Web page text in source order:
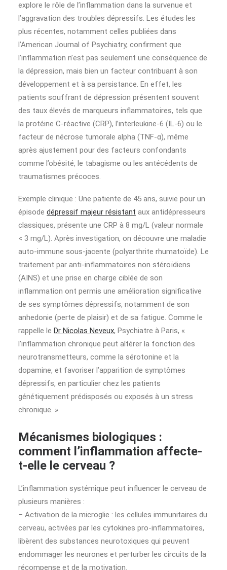
explore le rôle de l’inflammation dans la survenue et
l’aggravation des troubles dépressifs. Les études les
plus récentes, notamment celles publiées dans
l’American Journal of Psychiatry, confirment que
l’inflammation n’est pas seulement une conséquence de
la dépression, mais bien un facteur contribuant à son
développement et à sa persistance. En effet, les
patients souffrant de dépression présentent souvent
des taux élevés de marqueurs inflammatoires, tels que
la protéine C-réactive (CRP), l’interleukine-6 (IL-6) ou le
facteur de nécrose tumorale alpha (TNF-α), même
après ajustement pour des facteurs confondants
comme l’obésité, le tabagisme ou les antécédents de
traumatismes précoces.
Exemple clinique : Une patiente de 45 ans, suivie pour un
épisode dépressif majeur résistant aux antidépresseurs
classiques, présente une CRP à 8 mg/L (valeur normale
< 3 mg/L). Après investigation, on découvre une maladie
auto-immune sous-jacente (polyarthrite rhumatoïde). Le
traitement par anti-inflammatoires non stéroïdiens
(AINS) et une prise en charge ciblée de son
inflammation ont permis une amélioration significative
de ses symptômes dépressifs, notamment de son
anhedonie (perte de plaisir) et de sa fatigue. Comme le
rappelle le Dr Nicolas Neveux, Psychiatre à Paris, «
l’inflammation chronique peut altérer la fonction des
neurotransmetteurs, comme la sérotonine et la
dopamine, et favoriser l’apparition de symptômes
dépressifs, en particulier chez les patients
génétiquement prédisposés ou exposés à un stress
chronique. »
Mécanismes biologiques :
comment l’inflammation affecte-
t-elle le cerveau ?
L’inflammation systémique peut influencer le cerveau de
plusieurs manières :
– Activation de la microglie : les cellules immunitaires du
cerveau, activées par les cytokines pro-inflammatoires,
libèrent des substances neurotoxiques qui peuvent
endommager les neurones et perturber les circuits de la
récompense et de la motivation.